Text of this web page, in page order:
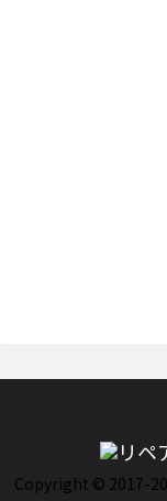
Copyright © 2017-